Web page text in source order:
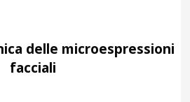
delle microespressioni
facciali